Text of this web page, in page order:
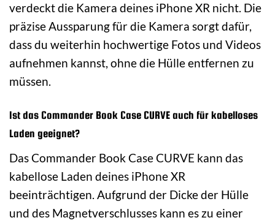
verdeckt die Kamera deines iPhone XR nicht. Die
präzise Aussparung für die Kamera sorgt dafür,
dass du weiterhin hochwertige Fotos und Videos
aufnehmen kannst, ohne die Hülle entfernen zu
müssen.
Ist das Commander Book Case CURVE auch für kabelloses
Laden geeignet?
Das Commander Book Case CURVE kann das
kabellose Laden deines iPhone XR
beeinträchtigen. Aufgrund der Dicke der Hülle
und des Magnetverschlusses kann es zu einer